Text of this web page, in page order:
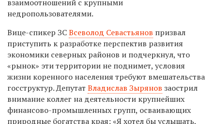
взаимоотношений с крупными
недропользователями.
Вице-спикер ЗСВсеволод Севастьянов призвал
приступить к разработке перспектив развития
экономики северных районов и подчеркнул, что
«рынок» эти территории не поднимет, условия
жизни коренного населения требуют вмешательства
госструктур. Депутат Владислав Зырянов заострил
внимание коллег на деятельности крупнейших
финансово-промышленных групп, осваивающих
природные богатства края: «Я хотел бы услышать,